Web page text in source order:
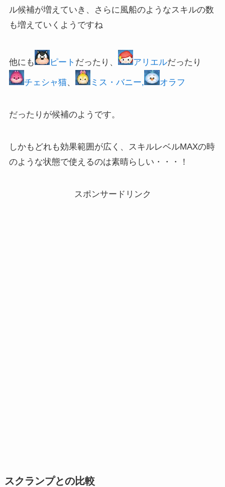
ル候補が増えていき、さらに風船のようなスキルの数
も増えていくようですね
他にも ピート だったり、 アリエルだったり
チェシャ猫、 ミス・バニー, オラフ
だったりが候補のようです。
しかもどれも効果範囲が広く、スキルレベルMAXの時
のような状態で使えるのは素晴らしい・・・！
スポンサードリンク
スクランプとの比較